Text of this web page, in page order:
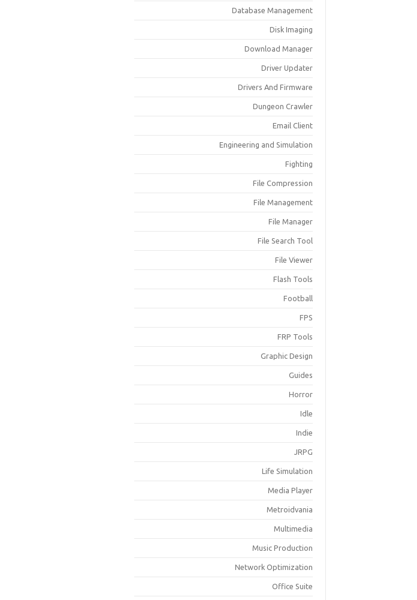
Database Management
Disk Imaging
Download Manager
Driver Updater
Drivers And Firmware
Dungeon Crawler
Email Client
Engineering and Simulation
Fighting
File Compression
File Management
File Manager
File Search Tool
File Viewer
Flash Tools
Football
FPS
FRP Tools
Graphic Design
Guides
Horror
Idle
Indie
JRPG
Life Simulation
Media Player
Metroidvania
Multimedia
Music Production
Network Optimization
Office Suite